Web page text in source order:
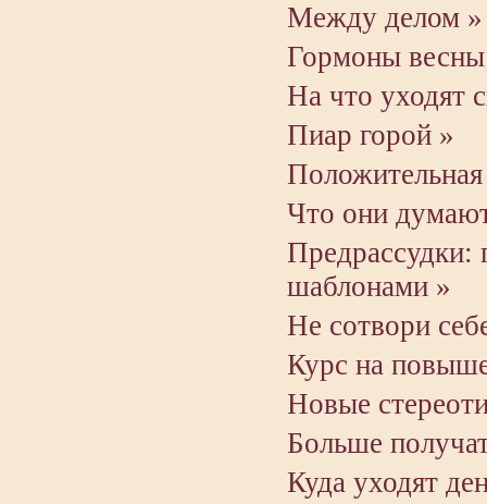
Между делом »
Гормоны
На что уходят
Пиар горой »
Что они
шаблонами »
Не сотвори
Курс на
Новые
Больше
Куда уходят